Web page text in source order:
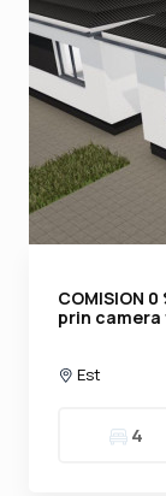
COMISION
prin
Est
4